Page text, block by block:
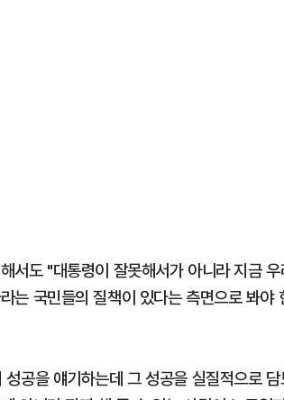
서도 "대통령이 잘못해서가 아니라 지금
는 국민들의 질책이 있다는 측면으로 봐
공을 얘기하는데 그 성공을 실질적으로